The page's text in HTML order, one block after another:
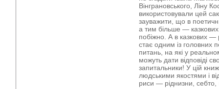
Вінграновського, Ліну
використовували цей
зауважити, що в
а тим більше ―
побіжно. А в казкових ―
стає одним із головних
питань, на які у
можуть дати відповіді
запитальники! У цій
людськими якостями і
риси ― ріднизни,